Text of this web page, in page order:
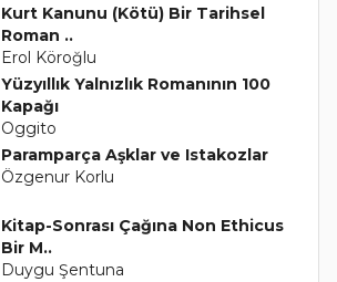
Kurt Kanunu (Kötü) Bir Tarihsel
Roman ..
Erol Köroğlu
Yüzyıllık Yalnızlık Romanının 100
Kapağı
Oggito
Paramparça Aşklar ve Istakozlar
Özgenur Korlu
Kitap-Sonrası Çağına Non Ethicus
Bir M..
Duygu Şentuna